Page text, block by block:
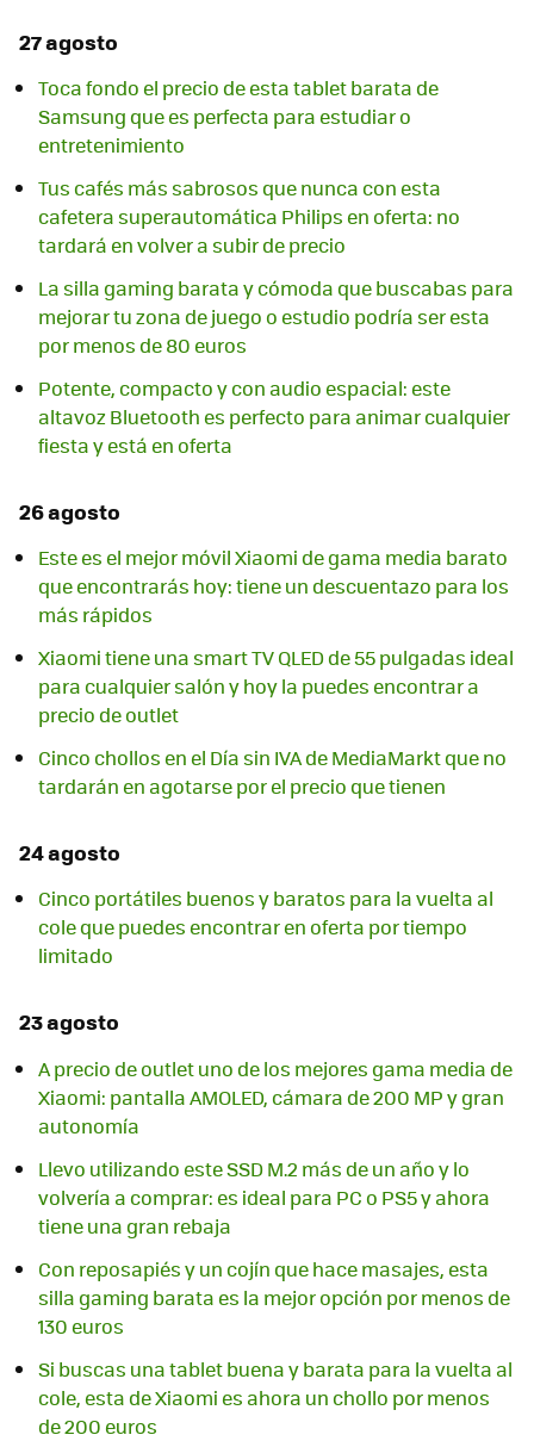
27 agosto
Toca fondo el precio de esta tablet barata de
Samsung que es perfecta para estudiar o
entretenimiento
Tus cafés más sabrosos que nunca con esta
cafetera superautomática Philips en oferta: no
tardará en volver a subir de precio
La silla gaming barata y cómoda que buscabas para
mejorar tu zona de juego o estudio podría ser esta
por menos de 80 euros
Potente, compacto y con audio espacial: este
altavoz Bluetooth es perfecto para animar cualquier
fiesta y está en oferta
26 agosto
Este es el mejor móvil Xiaomi de gama media barato
que encontrarás hoy: tiene un descuentazo para los
más rápidos
Xiaomi tiene una smart TV QLED de 55 pulgadas ideal
para cualquier salón y hoy la puedes encontrar a
precio de outlet
Cinco chollos en el Día sin IVA de MediaMarkt que no
tardarán en agotarse por el precio que tienen
24 agosto
Cinco portátiles buenos y baratos para la vuelta al
cole que puedes encontrar en oferta por tiempo
limitado
23 agosto
A precio de outlet uno de los mejores gama media de
Xiaomi: pantalla AMOLED, cámara de 200 MP y gran
autonomía
Llevo utilizando este SSD M.2 más de un año y lo
volvería a comprar: es ideal para PC o PS5 y ahora
tiene una gran rebaja
Con reposapiés y un cojín que hace masajes, esta
silla gaming barata es la mejor opción por menos de
130 euros
Si buscas una tablet buena y barata para la vuelta al
cole, esta de Xiaomi es ahora un chollo por menos
de 200 euros